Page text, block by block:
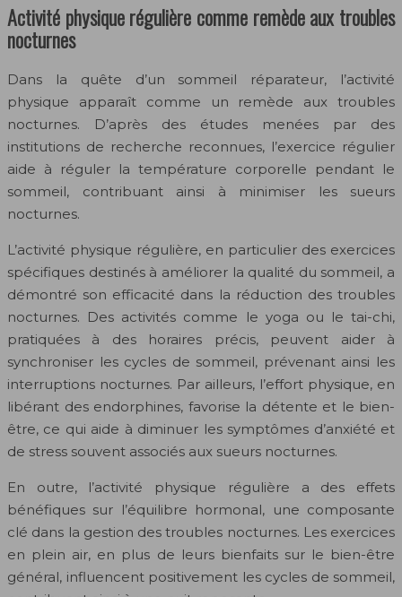
Activité physique régulière comme remède aux troubles
nocturnes
Dans la quête d’un sommeil réparateur, l’activité
physique apparaît comme un remède aux troubles
nocturnes. D’après des études menées par des
institutions de recherche reconnues, l’exercice régulier
aide à réguler la température corporelle pendant le
sommeil, contribuant ainsi à minimiser les sueurs
nocturnes.
L’activité physique régulière, en particulier des exercices
spécifiques destinés à améliorer la qualité du sommeil, a
démontré son efficacité dans la réduction des troubles
nocturnes. Des activités comme le yoga ou le tai-chi,
pratiquées à des horaires précis, peuvent aider à
synchroniser les cycles de sommeil, prévenant ainsi les
interruptions nocturnes. Par ailleurs, l’effort physique, en
libérant des endorphines, favorise la détente et le bien-
être, ce qui aide à diminuer les symptômes d’anxiété et
de stress souvent associés aux sueurs nocturnes.
En outre, l’activité physique régulière a des effets
bénéfiques sur l’équilibre hormonal, une composante
clé dans la gestion des troubles nocturnes. Les exercices
en plein air, en plus de leurs bienfaits sur le bien-être
général, influencent positivement les cycles de sommeil,